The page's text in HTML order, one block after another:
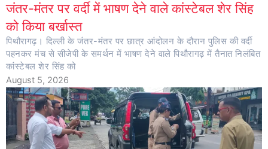
जंतर-मंतर पर वर्दी में भाषण देने वाले कांस्टेबल शेर सिंह
को किया बर्खास्त
पिथौरागढ़। दिल्ली के जंतर-मंतर पर छात्र आंदोलन के दौरान पुलिस की वर्दी
पहनकर मंच से सीजेपी के समर्थन में भाषण देने वाले पिथौरागढ़ में तैनात निलंबित
कांस्टेबल शेर सिंह को
August 5, 2026